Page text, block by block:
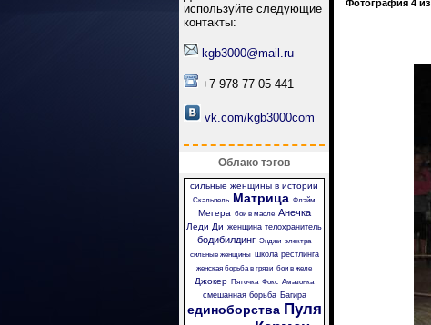
используйте следующие
контакты:
kgb3000@mail.ru
+7 978 77 05 441
vk.com/kgb3000com
Облако тэгов
сильные женщины в истории
Скальпель Матрица Флэйм
Мегера бои в масле Анечка
Леди Ди женщина телохранитель
бодибилдинг Энджи электра
сильные женщины школа рестлинга
женская борьба в грязи бои в желе
Джокер Пяточка Фокс Амазонка
смешанная борьба Багира
единоборства Пуля
Фотография 4 из